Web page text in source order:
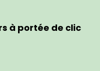
à portée de clic